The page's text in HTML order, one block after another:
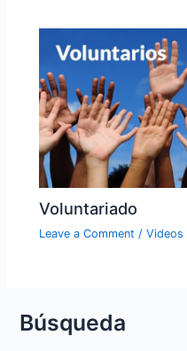
Voluntariado
Leave a Comment /Videos
Búsqueda